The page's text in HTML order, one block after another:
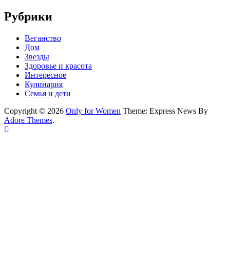
Рубрики
Веганство
Дом
Звезды
Здоровье и красота
Интересное
Кулинария
Семья и дети
Copyright © 2026 Only for Women Theme: Express News By
Adore Themes.